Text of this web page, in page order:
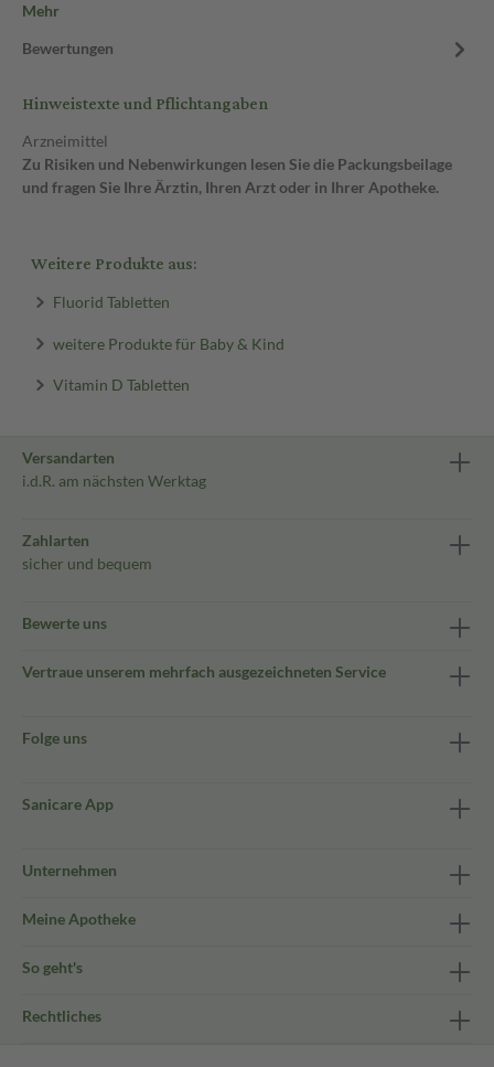
Mehr
Bewertungen
Hinweistexte und Pflichtangaben
Arzneimittel
Zu Risiken und Nebenwirkungen lesen Sie die Packungsbeilage
und fragen Sie Ihre Ärztin, Ihren Arzt oder in Ihrer Apotheke.
Weitere Produkte aus:
Fluorid Tabletten
weitere Produkte für Baby & Kind
Vitamin D Tabletten
Versandarten
i.d.R. am nächsten Werktag
Zahlarten
sicher und bequem
Bewerte uns
Vertraue unserem mehrfach ausgezeichneten Service
Folge uns
Sanicare App
Unternehmen
Meine Apotheke
So geht's
Rechtliches